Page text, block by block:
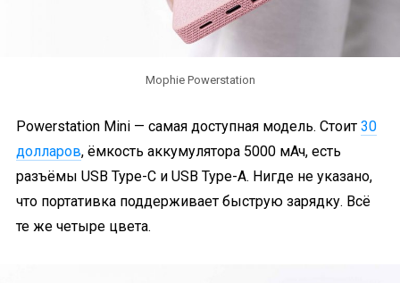
Mophie Powerstation
Powerstation Mini — самая доступная модель. Стоит 30
долларов, ёмкость аккумулятора 5000 мАч, есть
разъёмы USB Type-C и USB Type-A. Нигде не указано,
что портативка поддерживает быструю зарядку. Всё
те же четыре цвета.